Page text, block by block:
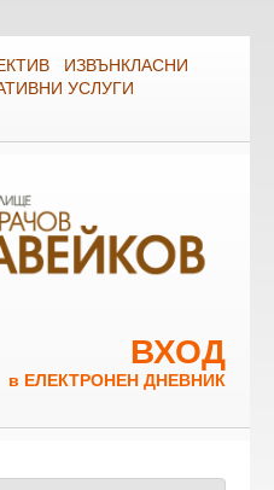
ИЗВЪНКЛАСНИ
УСЛУГИ
ВХОД
в ЕЛЕКТРОНЕН ДНЕВНИК